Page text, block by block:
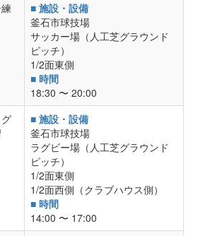
■ 施設・設備
釜石市球技場
サッカー場（人工芝グラウンド
ピッチ）
1/2面東側
■ 時間
18:30 〜 20:00
■ 施設・設備
釜石市球技場
ラグビー場（人工芝グラウンド
ピッチ）
1/2面東側
1/2面西側（クラブハウス側）
■ 時間
14:00 〜 17:00